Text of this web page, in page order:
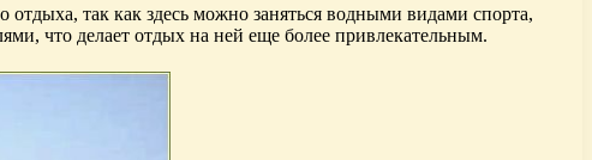
так как здесь можно заняться водными видами спорта,
что делает отдых на ней еще более привлекательным.